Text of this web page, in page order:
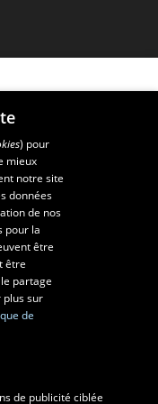
G1V 0A6
) pour
mieux
notre site
données
de nos
pour la
être
être
partage
plus sur
de
de publicité ciblée